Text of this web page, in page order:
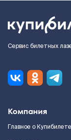
Сервис билетных
Компания
Главное о Купибилете